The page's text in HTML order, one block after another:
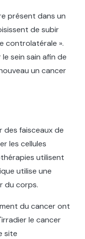
présent dans un
de subir
controlatérale ».
sein sain afin de
un cancer
des faisceaux de
les cellules
utilisent
utilise une
du corps.
du cancer ont
le cancer
site